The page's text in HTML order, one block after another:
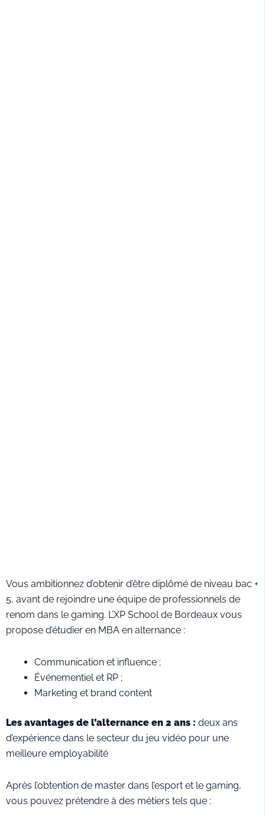
Vous ambitionnez d’obtenir d’être diplômé de niveau bac +
5, avant de rejoindre une équipe de professionnels de
renom dans le gaming. L’XP School de Bordeaux vous
propose d’étudier en MBA en alternance :
Communication et influence ;
Événementiel et RP ;
Marketing et brand content
Les avantages de l’alternance en 2 ans : deux ans
d’expérience dans le secteur du jeu vidéo pour une
meilleure employabilité
Après l’obtention de master dans l’esport et le gaming,
vous pouvez prétendre à des métiers tels que :